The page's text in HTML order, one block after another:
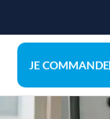
JE COMMANDE